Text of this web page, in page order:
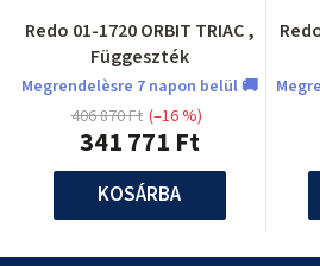
Redo 01-1720 ORBIT TRIAC ,
Függeszték
Megrendelèsre 7 napon belül 🚚
341 771 Ft
406 870 Ft (–16 %)
KOSÁRBA